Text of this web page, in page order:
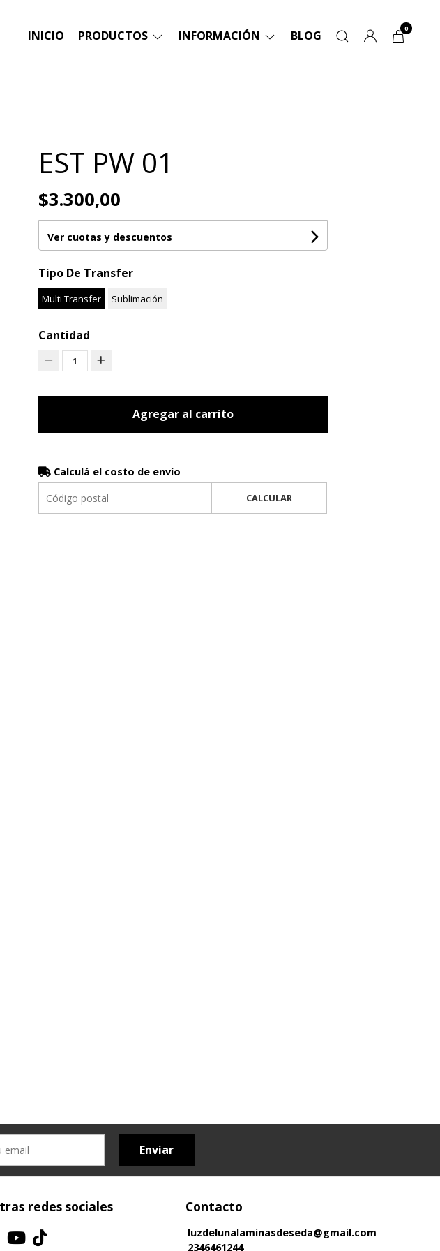
INICIO PRODUCTOS INFORMACIÓN BLOG 0
EST PW 01
$3.300,00
Ver cuotas y descuentos
Tipo De Transfer
Multi Transfer Sublimación
Cantidad
1
Agregar al carrito
Calculá el costo de envío
CALCULAR
Enviar
redes sociales Contacto
luzdelunalaminasdeseda@gmail.com
2346461244